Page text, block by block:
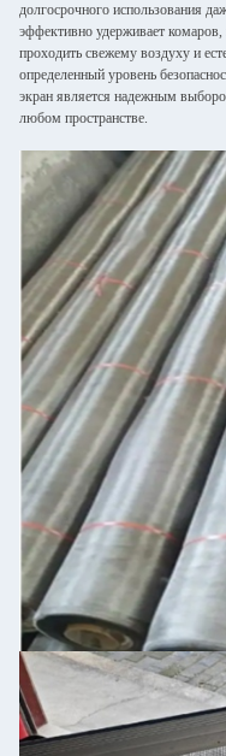
долгосрочного использования
эффективно удерживает
проходить свежему воздуху и
определенный уровень
экран является надежным
любом пространстве.